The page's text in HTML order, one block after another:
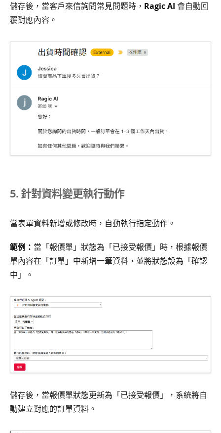
儲存後，當客戶來信詢問常見問題時， Ragic AI 會自動回
覆對應內容。
5. 針對資料變更執行動作
當表單資料新增或修改時，自動執行指定動作。
範例： 當「報價單」狀態為「已接受報價」時，根據報價
單內容在「訂單」中新增一筆資料，並將狀態設為「確認
中」。
儲存後，當報價單狀態更新為「已接受報價」，系統將自
動建立對應的訂單資料。